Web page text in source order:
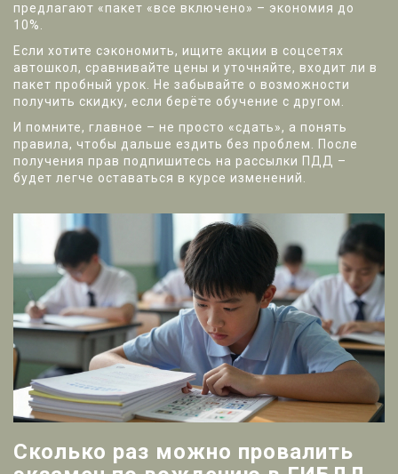
предлагают «пакет «все включено» – экономия до
10%.
Если хотите сэкономить, ищите акции в соцсетях
автошкол, сравнивайте цены и уточняйте, входит ли в
пакет пробный урок. Не забывайте о возможности
получить скидку, если берёте обучение с другом.
И помните, главное – не просто «сдать», а понять
правила, чтобы дальше ездить без проблем. После
получения прав подпишитесь на рассылки ПДД –
будет легче оставаться в курсе изменений.
Сколько раз можно провалить